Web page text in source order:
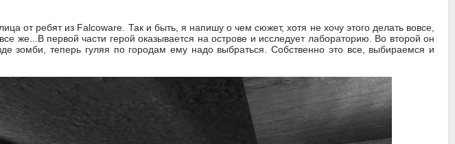
от ребят из Falcoware. Так и быть, я напишу о чем сюжет, хотя не хочу этого делать вовсе,
же...В первой части герой оказывается на острове и исследует лабораторию. Во второй он
зомби, теперь гуляя по городам ему надо выбраться. Собственно это все, выбираемся и